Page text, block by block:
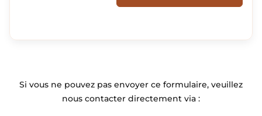
Si vous ne pouvez pas envoyer ce formulaire, veuillez
nous contacter directement via :